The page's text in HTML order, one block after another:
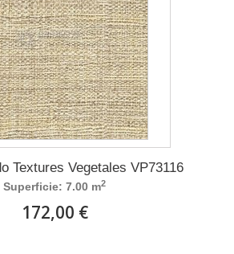
Textures Vegetales VP73116
Superficie: 7.00 m2
172,00 €